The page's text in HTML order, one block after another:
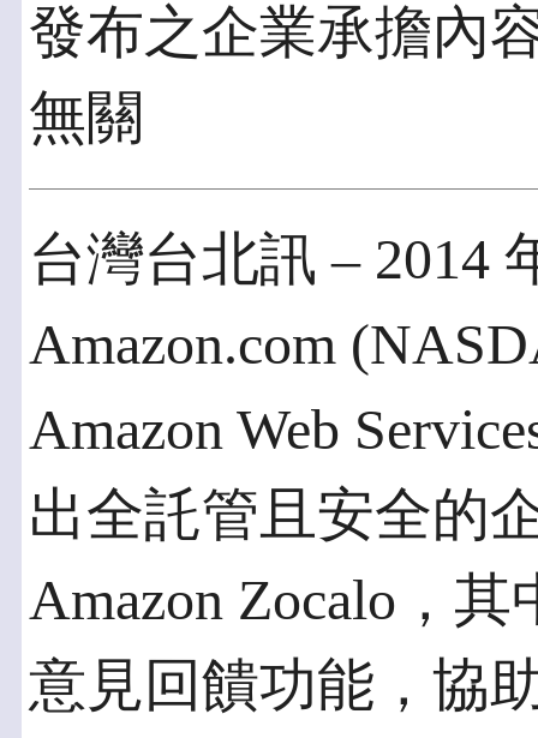
發布之企業承擔內
無關
台灣台北訊 – 2014
Amazon.com
Amazon Web
出全託管且安全的
Amazon Zocalo，
意見回饋功能，協